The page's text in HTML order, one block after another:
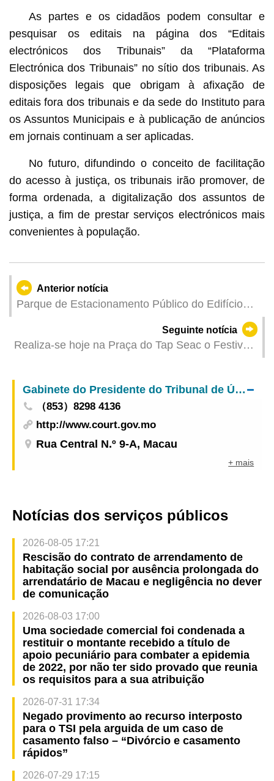
As partes e os cidadãos podem consultar e
pesquisar os editais na página dos “Editais
electrónicos dos Tribunais” da “Plataforma
Electrónica dos Tribunais” no sítio dos tribunais. As
disposições legais que obrigam à afixação de
editais fora dos tribunais e da sede do Instituto para
os Assuntos Municipais e à publicação de anúncios
em jornais continuam a ser aplicadas.
No futuro, difundindo o conceito de facilitação
do acesso à justiça, os tribunais irão promover, de
forma ordenada, a digitalização dos assuntos de
justiça, a fim de prestar serviços electrónicos mais
convenientes à população.
Anterior notícia
Parque de Estacionamento Público do Edifício
experimental de cobrança por meia hora
Seguinte notícia
Realiza-se hoje na Praça do Tap Seac o Festival
Gabinete do Presidente do Tribunal de Última Instância
（853）8298 4136
http://www.court.gov.mo
Rua Central N.º 9-A, Macau
+ mais
Notícias dos serviços públicos
2026-08-05 17:21
Rescisão do contrato de arrendamento de
habitação social por ausência prolongada do
arrendatário de Macau e negligência no dever
de comunicação
2026-08-03 17:00
Uma sociedade comercial foi condenada a
restituir o montante recebido a título de
apoio pecuniário para combater a epidemia
de 2022, por não ter sido provado que reunia
os requisitos para a sua atribuição
2026-07-31 17:34
Negado provimento ao recurso interposto
para o TSI pela arguida de um caso de
casamento falso – “Divórcio e casamento
rápidos”
2026-07-29 17:15